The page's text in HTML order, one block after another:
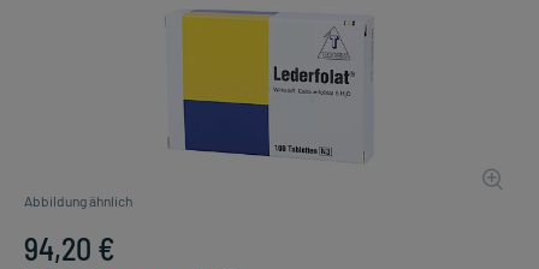
Abbildung ähnlich
94,20 €